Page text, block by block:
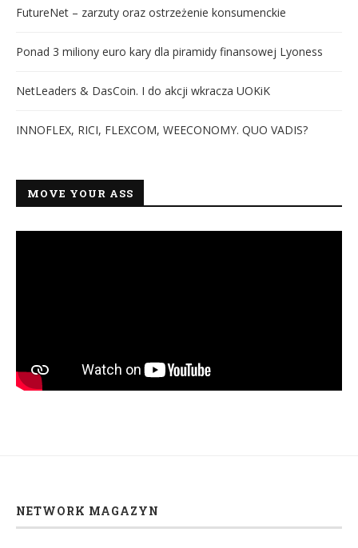
FutureNet – zarzuty oraz ostrzeżenie konsumenckie
Ponad 3 miliony euro kary dla piramidy finansowej Lyoness
NetLeaders & DasCoin. I do akcji wkracza UOKiK
INNOFLEX, RICI, FLEXCOM, WEECONOMY. QUO VADIS?
MOVE YOUR ASS
NETWORK MAGAZYN